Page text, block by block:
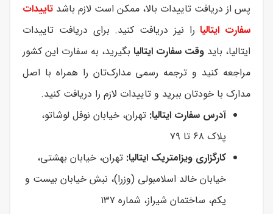
پس از دریافت تاییدات بالا، ممکن است لازم باشد تاییدات
سفارت ایتالیارا نیز دریافت کنید. برای دریافت تاییدات
ایتالیا، باید وقت سفارت ایتالیا بگیرید، به سفارت این کشور
مراجعه کنید و ترجمه رسمی مدارک‌تان را همراه با اصل
مدارک با خودتان ببرید و تاییدات لازم را دریافت کنید.
آدرس سفارت ایتالیا: تهران، خیابان نوفل لوشاتو،
پلاک ۶۸ تا ۷۹
کارگزاری ویزامتریک ایتالیا: تهران، خیابان بهشتی،
خیابان خالد اسلامبولی (وزرا)، نبش خیابان بیست و
یکم، ساختمان شیراز، شماره ۱۳۷